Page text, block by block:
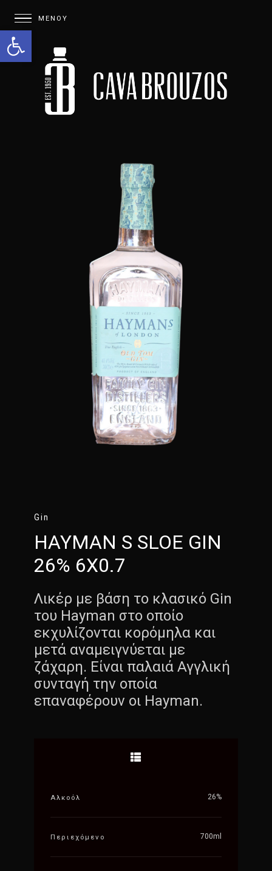
Open toolbar
Gin
HAYMAN S SLOE GIN
26% 6X0.7
Λικέρ με βάση το κλασικό Gin
του Hayman στο οποίο
εκχυλίζονται κορόμηλα και
μετά αναμειγνύεται με
ζάχαρη. Είναι παλαιά Αγγλική
συνταγή την οποία
επαναφέρουν οι Hayman.
Αλκοόλ 26%
Περιεχόμενο 700ml